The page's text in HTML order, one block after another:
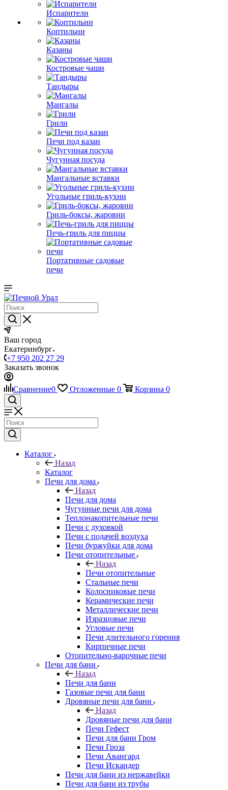
Испарители
Коптильни
Казаны
Костровые чаши
Тандыры
Мангалы
Грили
Печи под казан
Чугунная посуда
Мангальные вставки
Угольные гриль-кухни
Гриль-боксы, жаровни
Печь-гриль для пиццы
Портативные садовые
печи
Ваш город
Екатеринбург
+7 950 202 27 29
Заказать звонок
Сравнение0 Отложенные 0 Корзина 0
Каталог
Назад
Каталог
Печи для дома
Назад
Печи для дома
Чугунные печи для дома
Теплонакопительные печи
Печи с духовкой
Печи с подачей воздуха
Печи буржуйки для дома
Печи отопительные
Назад
Печи отопительные
Стальные печи
Колосниковые печи
Керамические печи
Металлические печи
Изразцовые печи
Угловые печи
Печи длительного горения
Кирпичные печи
Отопительно-варочные печи
Печи для бани
Назад
Печи для бани
Газовые печи для бани
Дровяные печи для бани
Назад
Дровяные печи для бани
Печи Гефест
Печи для бани Гром
Печи Гроза
Печи Авангард
Печи Искандер
Печи для бани из нержавейки
Печи для бани из трубы